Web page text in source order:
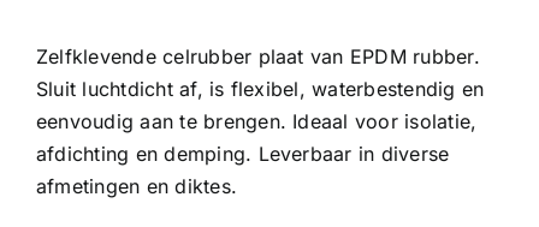
Zelfklevende celrubber plaat van EPDM rubber.
Sluit luchtdicht af, is flexibel, waterbestendig en
eenvoudig aan te brengen. Ideaal voor isolatie,
afdichting en demping. Leverbaar in diverse
afmetingen en diktes.